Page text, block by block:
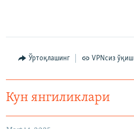
Ўртоқлашинг VPNсиз ўқиш
Кун янгиликлари